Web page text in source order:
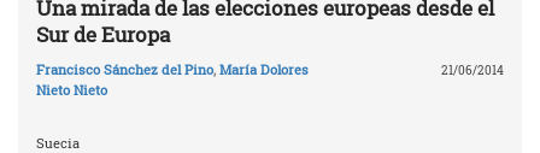
Una mirada de las elecciones europeas desde el
Sur de Europa
Francisco Sánchez del Pino, María Dolores
Nieto Nieto
21/06/2014
Suecia